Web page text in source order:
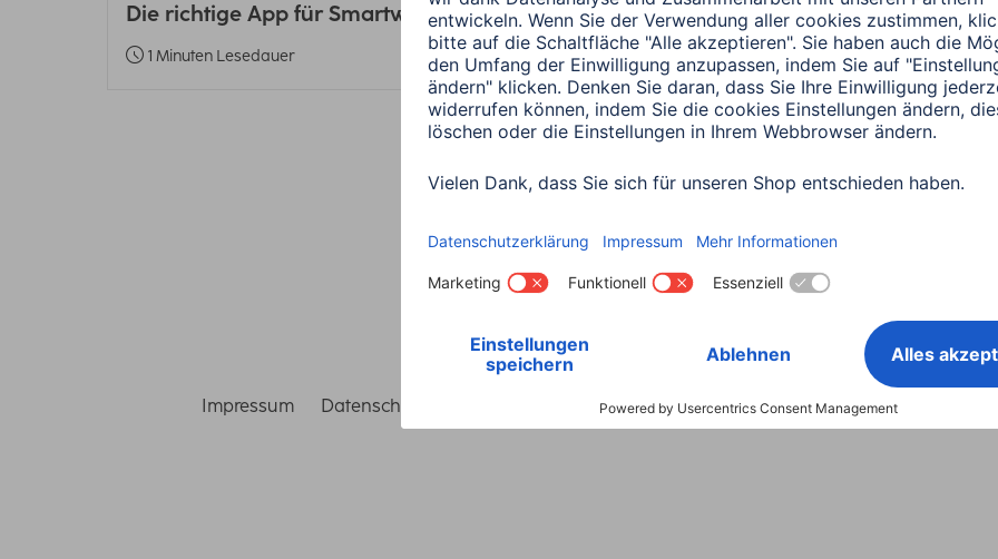
Die richtige App für Smartwatch und Fitnesstracker
1 Minuten Lesedauer
Land wählen
Impressum Datenschutz Garantiebestimmungen Konformitätserklärungen